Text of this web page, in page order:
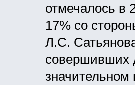
отмечалось в
17% со
Л.С.
совершивших